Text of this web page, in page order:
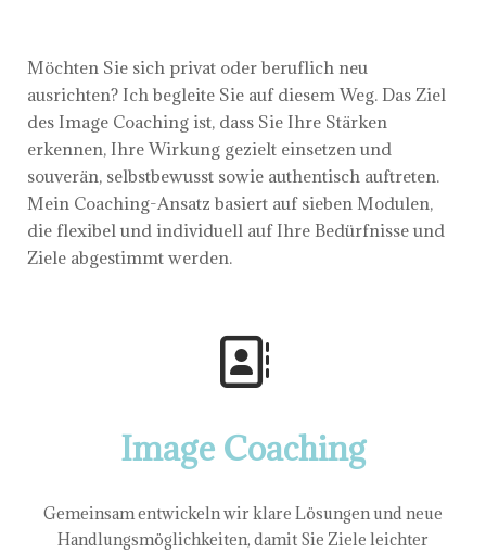
Möchten Sie sich privat oder beruflich neu
ausrichten? Ich begleite Sie auf diesem Weg. Das Ziel
des Image Coaching ist, dass Sie Ihre Stärken
erkennen, Ihre Wirkung gezielt einsetzen und
souverän, selbstbewusst sowie authentisch auftreten.
Mein Coaching-Ansatz basiert auf sieben Modulen,
die flexibel und individuell auf Ihre Bedürfnisse und
Ziele abgestimmt werden.
Image Coaching
Gemeinsam entwickeln wir klare Lösungen und neue
Handlungsmöglichkeiten, damit Sie Ziele leichter